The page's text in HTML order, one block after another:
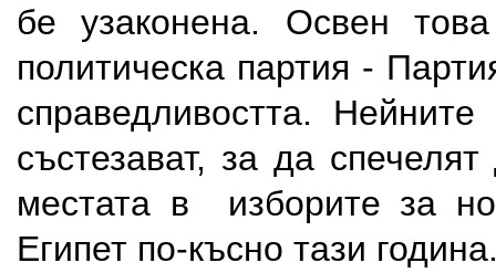
бе узаконена. Освен
политическа партия -
справедливостта.
състезават, за да
местата в изборите за
Египет по-късно тази